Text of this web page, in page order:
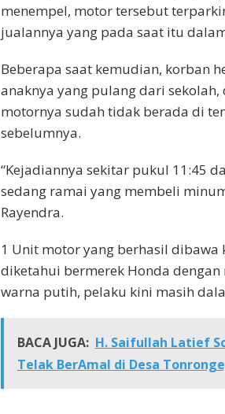
menempel, motor tersebut
jualannya yang pada saat itu
Beberapa saat kemudian, korban
anaknya yang pulang dari
motornya sudah tidak berada di
sebelumnya.
“Kejadiannya sekitar pukul 11:45
sedang ramai yang membeli
Rayendra.
1 Unit motor yang berhasil
diketahui bermerek Honda dengan
warna putih, pelaku kini masih
BACA JUGA: H. Saifullah Latief
Telak BerAmal di Desa